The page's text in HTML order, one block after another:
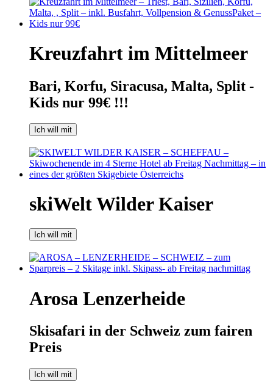
Kreuzfahrt im Mittelmeer
Bari, Korfu, Siracusa, Malta, Split -
Kids nur 99€ !!!
Ich will mit
skiWelt Wilder Kaiser
Ich will mit
Arosa Lenzerheide
Skisafari in der Schweiz zum fairen
Preis
Ich will mit